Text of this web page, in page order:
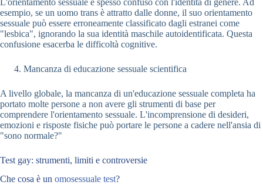
esempio, se un uomo trans è attratto dalle donne, il suo orientamento
sessuale può essere erroneamente classificato dagli estranei come
"lesbica", ignorando la sua identità maschile autoidentificata. Questa
confusione esacerba le difficoltà cognitive.
Mancanza di educazione sessuale scientifica
A livello globale, la mancanza di un'educazione sessuale completa ha
portato molte persone a non avere gli strumenti di base per
comprendere l'orientamento sessuale. L'incomprensione di desideri,
emozioni e risposte fisiche può portare le persone a cadere nell'ansia di
"sono normale?"
Test gay: strumenti, limiti e controversie
Che cosa è un omosessuale test?